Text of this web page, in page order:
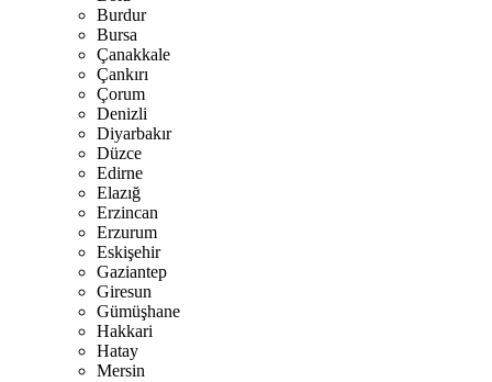
Burdur
Bursa
Çanakkale
Çankırı
Çorum
Denizli
Diyarbakır
Düzce
Edirne
Elazığ
Erzincan
Erzurum
Eskişehir
Gaziantep
Giresun
Gümüşhane
Hakkari
Hatay
Mersin